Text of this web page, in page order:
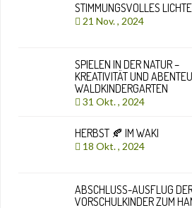
STIMMUNGSVOLLES
21 Nov. , 2024
SPIELEN IN DER NATUR –
KREATIVITÄT UND
WALDKINDERGARTEN
31 Okt. , 2024
HERBST 🍂 IM WAKI
18 Okt. , 2024
ABSCHLUSS-AUSFLUG
VORSCHULKINDER ZUM